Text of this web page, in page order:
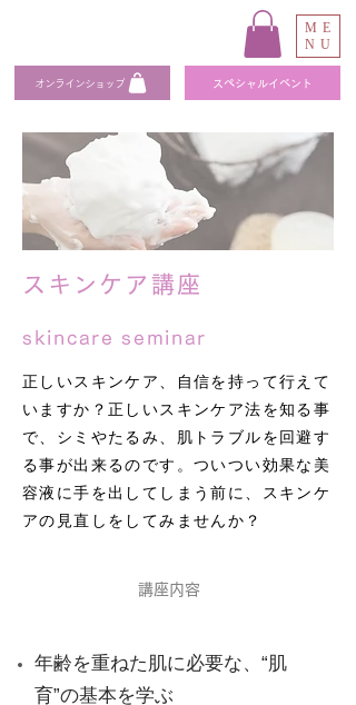
オンラインショップ スペシャルイベント
ME
NU
スキンケア講座
skincare seminar
正しいスキンケア、自信を持って行えて
いますか？正しいスキンケア法を知る事
で、シミやたるみ、肌トラブルを回避す
る事が出来るのです。ついつい効果な美
容液に手を出してしまう前に、スキンケ
アの見直しをしてみませんか？
講座内容
年齢を重ねた肌に必要な、“肌
育”の基本を学ぶ